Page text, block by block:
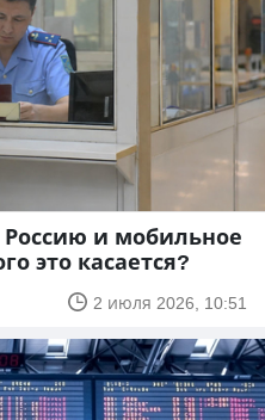
Россию и мобильное
это касается?
2 июля 2026, 10:51